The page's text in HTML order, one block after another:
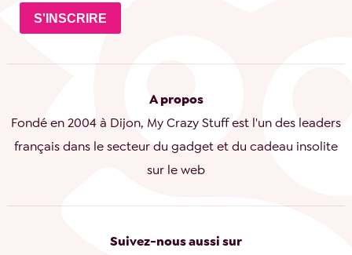
S'INSCRIRE
A propos
Fondé en 2004 à Dijon, My Crazy Stuff est l'un des leaders
français dans le secteur du gadget et du cadeau insolite
sur le web
Suivez-nous aussi sur